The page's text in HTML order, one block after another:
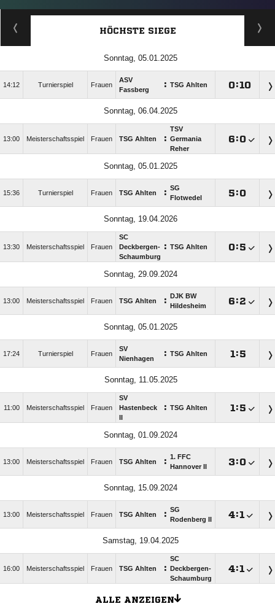
HÖCHSTE SIEGE
Sonntag, 05.01.2025
14:12 Turnierspiel Frauen
ASV
Fassberg
: TSG Ahlten :
Sonntag, 06.04.2025
13:00 Meisterschaftsspiel Frauen TSG Ahlten :
TSV
Germania
Reher
:
Sonntag, 05.01.2025
15:36 Turnierspiel Frauen TSG Ahlten : SG
Flotwedel
:
Sonntag, 19.04.2026
13:30 Meisterschaftsspiel Frauen
SC
Deckbergen-
Schaumburg
: TSG Ahlten :
Sonntag, 29.09.2024
13:00 Meisterschaftsspiel Frauen TSG Ahlten :
DJK BW
Hildesheim
:
Sonntag, 05.01.2025
17:24 Turnierspiel Frauen
SV
Nienhagen
: TSG Ahlten :
Sonntag, 11.05.2025
11:00 Meisterschaftsspiel Frauen
SV
Hastenbeck
: TSG Ahlten :
Sonntag, 01.09.2024
13:00 Meisterschaftsspiel Frauen TSG Ahlten : 1. FFC
Hannover II
:
Sonntag, 15.09.2024
13:00 Meisterschaftsspiel Frauen TSG Ahlten : SG
Rodenberg II
:
Samstag, 19.04.2025
16:00 Meisterschaftsspiel Frauen TSG Ahlten :
SC
Deckbergen-
Schaumburg
:
ALLE ANZEIGEN